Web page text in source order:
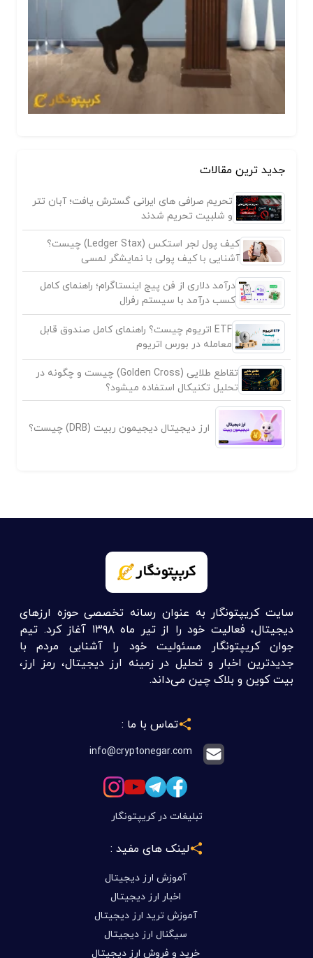
جدید ترین مقالات
تحریم صرافی های ایرانی گسترش یافت؛ آبان تتر
و شلبیت تحریم شدند
کیف پول لجر استکس (Ledger Stax) چیست؟
آشنایی با کیف پولی با نمایشگر لمسی
درآمد دلاری از فن پیج اینستاگرام؛ راهنمای کامل
کسب درآمد با سیستم رفرال
ETF اتریوم چیست؟ راهنمای کامل صندوق قابل
معامله در بورس اتریوم
تقاطع طلایی (Golden Cross) چیست و چگونه در
تحلیل تکنیکال استفاده میشود؟
ارز دیجیتال دیجیمون ربیت (DRB) چیست؟
سایت کریپتونگار به عنوان رسانه تخصصی حوزه ارزهای
دیجیتال، فعالیت خود را از تیر ماه ۱۳۹۸ آغاز کرد. تیم
جوان کریپتونگار مسئولیت خود را آشنایی مردم با
جدیدترین اخبار و تحلیل در زمینه ارز دیجیتال، رمز ارز،
بیت کوین و بلاک چین می‌داند.
تماس با ما :
info@cryptonegar.com
تبلیغات در کریپتونگار
لینک های مفید :
آموزش ارز دیجیتال
اخبار ارز دیجیتال
آموزش ترید ارز دیجیتال
سیگنال ارز دیجیتال
خرید و فروش ارز دیجیتال